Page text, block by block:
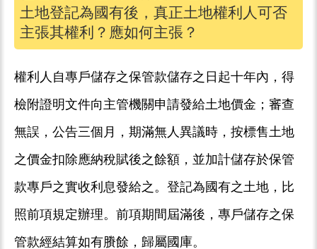
土地登記為國有後，真正土地權利人可否
主張其權利？應如何主張？
權利人自專戶儲存之保管款儲存之日起十年內，得
檢附證明文件向主管機關申請發給土地價金；審查
無誤，公告三個月，期滿無人異議時，按標售土地
之價金扣除應納稅賦後之餘額，並加計儲存於保管
款專戶之實收利息發給之。登記為國有之土地，比
照前項規定辦理。前項期間屆滿後，專戶儲存之保
管款經結算如有賸餘，歸屬國庫。